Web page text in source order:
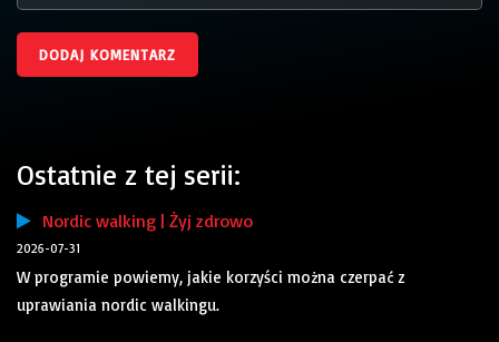
Ostatnie z tej serii:
Nordic walking | Żyj zdrowo
2026-07-31
W programie powiemy, jakie korzyści można czerpać z
uprawiania nordic walkingu.